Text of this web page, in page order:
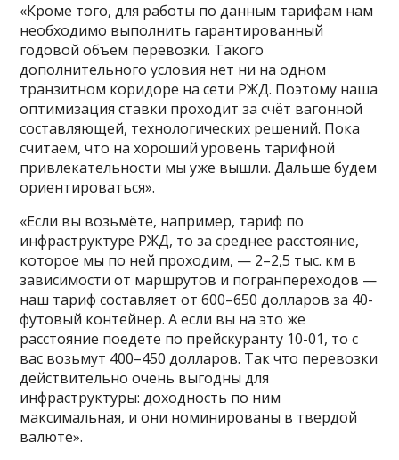
«Кроме того, для работы по данным тарифам нам
необходимо выполнить гарантированный
годовой объём перевозки. Такого
дополнительного условия нет ни на одном
транзитном коридоре на сети РЖД. Поэтому наша
оптимизация ставки проходит за счёт вагонной
составляющей, технологических решений. Пока
считаем, что на хороший уровень тарифной
привлекательности мы уже вышли. Дальше будем
ориентироваться».
«Если вы возьмёте, например, тариф по
инфраструктуре РЖД, то за среднее расстояние,
которое мы по ней проходим, — 2–2,5 тыс. км в
зависимости от маршрутов и погранпереходов —
наш тариф составляет от 600–650 долларов за 40-
футовый контейнер. А если вы на это же
расстояние поедете по прейскуранту 10-01, то с
вас возьмут 400–450 долларов. Так что перевозки
действительно очень выгодны для
инфраструктуры: доходность по ним
максимальная, и они номинированы в твердой
валюте».